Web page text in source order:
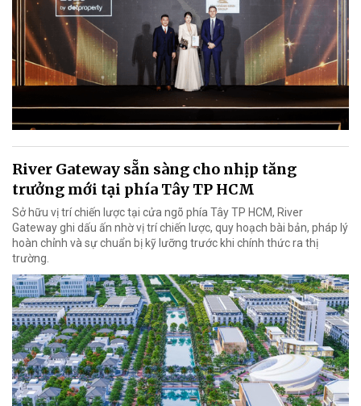
River Gateway sẵn sàng cho nhịp tăng
trưởng mới tại phía Tây TP HCM
Sở hữu vị trí chiến lược tại cửa ngõ phía Tây TP HCM, River
Gateway ghi dấu ấn nhờ vị trí chiến lược, quy hoạch bài bản, pháp lý
hoàn chỉnh và sự chuẩn bị kỹ lưỡng trước khi chính thức ra thị
trường.